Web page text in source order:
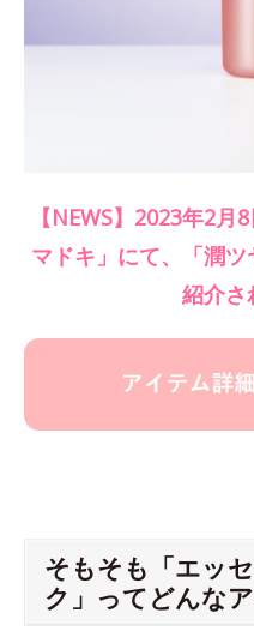
【NEWS】 2023年2月
マドキ」にて、「潤
紹介さ
そもそも「エッ
ク」ってどんな